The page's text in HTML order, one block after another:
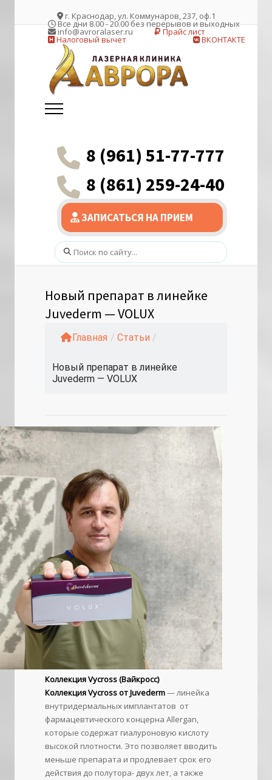
г. Краснодар, ул. Коммунаров, 237, оф.1
Все дни 8.00 - 20.00 без перерывов и выходных
info@avroralaser.ru Прайс лист
Налоговый вычет ВКОНТАКТЕ
8 (961) 51-77-777
8 (861) 259-24-40
ЗАПИСАТЬСЯ НА ПРИЕМ
Поиск:
Новый препарат в линейке
Juvederm — VOLUX
Главная / Статьи /
Новый препарат в линейке
Juvederm — VOLUX
Коллекция Vycross (Вайкросс)
Коллекция Vycross от Juvederm— линейка
внутридермальных имплантатов от
фармацевтического концерна Allergan,
которые содержат гиалуроновую кислоту
высокой плотности. Это позволяет вводить
меньше препарата и продлевает срок его
действия до полутора- двух лет, а также